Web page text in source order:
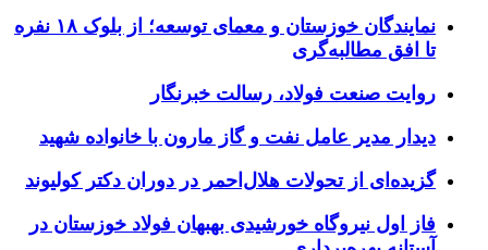
نمایندگان خوزستان و معمای توسعه؛ از بلوک ۱۸ نفره
تا افق مطالبه‌گری
روایت صنعت فولاد،‌ رسالت خبرنگار
دیدار مدیر عامل نفت و گاز مارون با خانواده شهید
گزیده‌ای از تحولات هلال‌احمر در دوران دکتر کولیوند
فاز اول نیروگاه خورشیدی بهبهان فولاد خوزستان در